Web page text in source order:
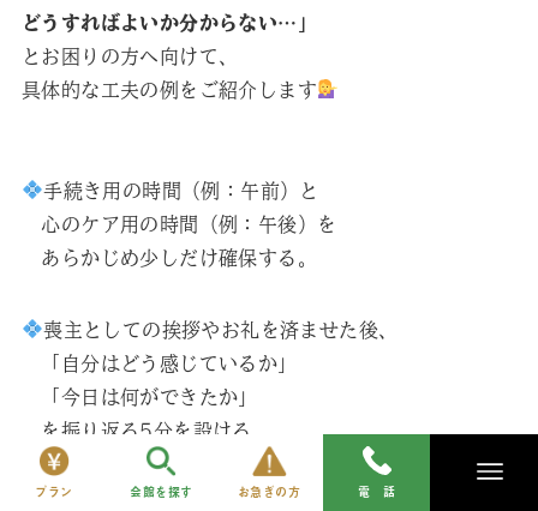
プラン 会館を探す お急ぎの方 電 話
どうすればよいか分からない…」
とお困りの方へ向けて、
具体的な工夫の例をご紹介します
手続き用の時間（例：午前）と
心のケア用の時間（例：午後）を
あらかじめ少しだけ確保する。
喪主としての挨拶やお礼を済ませた後、
「自分はどう感じているか」
「今日は何ができたか」
を振り返る5分を設ける。
手続きを進める中で、誰かに